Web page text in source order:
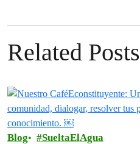
Related Posts
Blog SueltaElAgua